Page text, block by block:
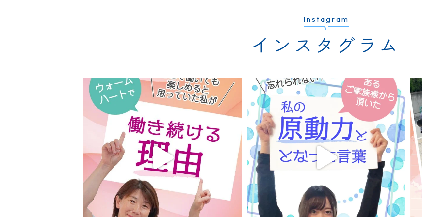
Instagram
インスタグラム